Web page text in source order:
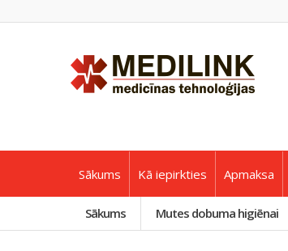
Sākums Kā iepirkties Apmaksa
Sākums Mutes dobuma higiēnai